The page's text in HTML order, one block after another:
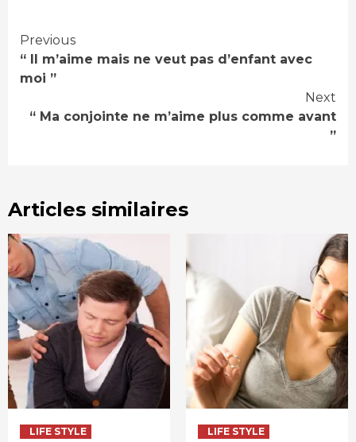
nouvelle
fenêtre)
fenêtre)
Continue
Reading
Previous
“ Il m’aime mais ne veut pas d’enfant avec
moi ”
Next
“ Ma conjointe ne m’aime plus comme avant
”
Articles similaires
LIFE STYLE LIFE STYLE